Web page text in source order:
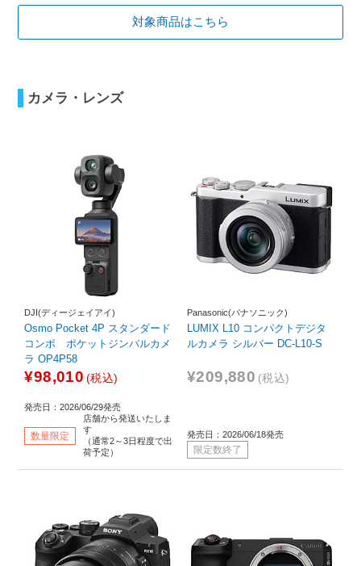
対象商品はこちら
カメラ・レンズ
DJI(ディージェイアイ)
Osmo Pocket 4P スタンダード
コンボ ポケットジンバルカメ
ラ OP4P58
¥98,010 (税込)
発売日：2026/06/29発売
数量限定
店舗から発送いたしま
す
（通常2～3日程度で出
荷予定）
Panasonic(パナソニック)
LUMIX L10 コンパクトデジタ
ルカメラ シルバー DC-L10-S
¥209,880 (税込)
発売日：2026/06/18発売
限定数終了